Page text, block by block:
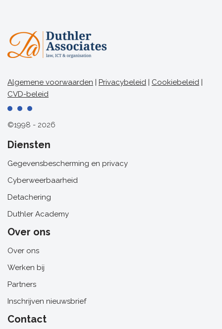
Algemene voorwaarden Privacybeleid Cookiebeleid
CVD-beleid
©1998 - 2026
Diensten
Gegevensbescherming en privacy
Cyberweerbaarheid
Detachering
Duthler Academy
Over ons
Over ons
Werken bij
Partners
Inschrijven nieuwsbrief
Contact